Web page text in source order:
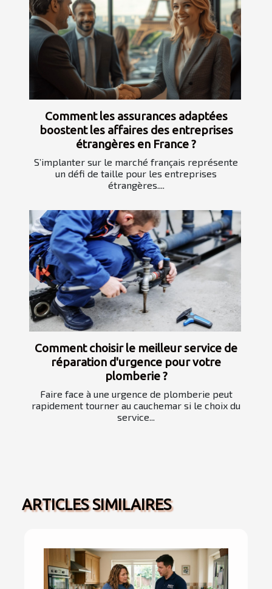
Comment les assurances adaptées
boostent les affaires des entreprises
étrangères en France ?
S’implanter sur le marché français représente
un défi de taille pour les entreprises
étrangères....
Comment choisir le meilleur service de
réparation d'urgence pour votre
plomberie ?
Faire face à une urgence de plomberie peut
rapidement tourner au cauchemar si le choix du
service...
ARTICLES SIMILAIRES